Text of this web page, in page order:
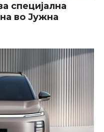
специјална
во Јужна